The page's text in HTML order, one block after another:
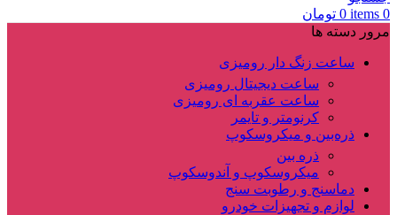
0
items
0 تومان
مرور دسته ها
ساعت زنگ دار رومیزی
ساعت دیجیتال رومیزی
ساعت عقربه ای رومیزی
کرنومتر و تایمر
ذره‌بین و میکروسکوپ
ذره بین
میکروسکوپ و آندوسکوپ
دماسنج و رطوبت سنج
لوازم و تجهیزات خودرو